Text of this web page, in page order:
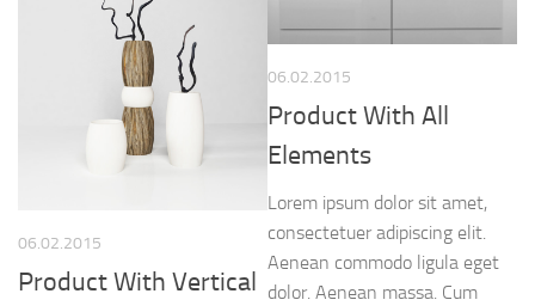
06.02.2015
Product With Vertical
06.02.2015
Product With All
Elements
Lorem ipsum dolor sit amet,
consectetuer adipiscing elit.
Aenean commodo ligula eget
dolor. Aenean massa. Cum